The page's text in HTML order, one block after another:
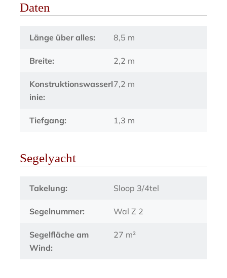
Daten
Länge über alles: 8,5 m
Breite: 2,2 m
Konstruktionswasserl
inie:
7,2 m
Tiefgang: 1,3 m
Segelyacht
Takelung: Sloop 3/4tel
Segelnummer: Wal Z 2
Segelfläche am
Wind:
27 m²